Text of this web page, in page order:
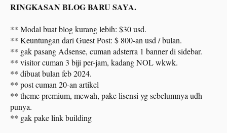
RINGKASAN BLOG BARU SAYA.
** Modal buat blog kurang lebih: $30 usd.
** Keuntungan dari Guest Post: $ 800-an usd / bulan.
** gak pasang Adsense, cuman adsterra 1 banner di sidebar.
** visitor cuman 3 biji per-jam, kadang NOL wkwk.
** dibuat bulan feb 2024.
** post cuman 20-an artikel
** theme premium, mewah, pake lisensi yg sebelumnya udh
punya.
** gak pake link building